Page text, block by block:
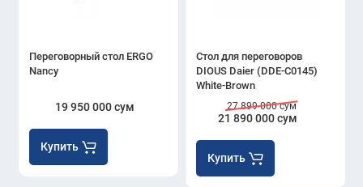
Переговорный стол ERGO
Nancy
19 950 000 сум
Купить
Стол для переговоров
DIOUS Daier (DDE-C0145)
White-Brown
21 890 000 сум
27 899 000 сум
Купить